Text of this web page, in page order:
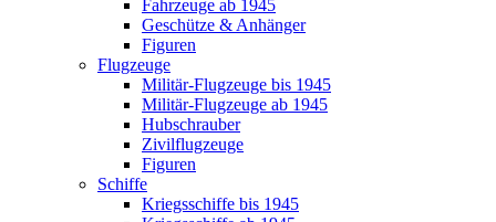
Fahrzeuge ab 1945
Geschütze & Anhänger
Figuren
Flugzeuge
Militär-Flugzeuge bis 1945
Militär-Flugzeuge ab 1945
Hubschrauber
Zivilflugzeuge
Figuren
Schiffe
Kriegsschiffe bis 1945